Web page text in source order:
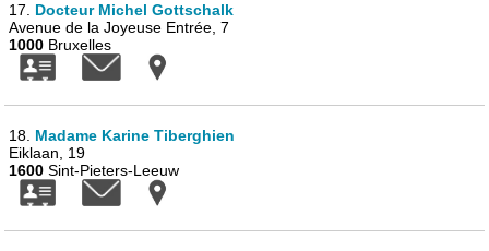
17. Docteur Michel Gottschalk
Avenue de la Joyeuse Entrée, 7
1000 Bruxelles
18. Madame Karine Tiberghien
Eiklaan, 19
1600 Sint-Pieters-Leeuw